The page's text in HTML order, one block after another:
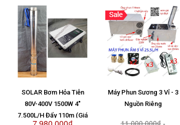
SOLAR Bơm Hỏa Tiễn
80V-400V 1500W 4"
7.500L/H Đẩy 110m (Giá
Máy Phun Sương 3 Vỉ - 3
Nguồn Riêng
11.000.000₫-